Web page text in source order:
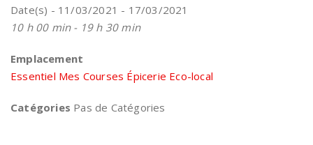
Date(s) - 11/03/2021 - 17/03/2021
10 h 00 min - 19 h 30 min
Emplacement
Essentiel Mes Courses Épicerie Eco-local
Catégories Pas de Catégories